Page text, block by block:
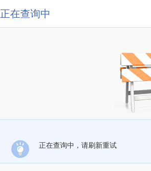
正在查询中
正在查询中，请刷新重试